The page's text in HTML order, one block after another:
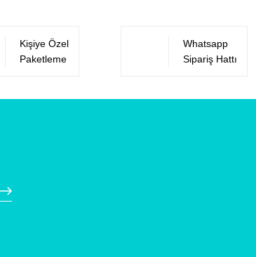
Kişiye Özel
Paketleme
Whatsapp
Sipariş Hattı